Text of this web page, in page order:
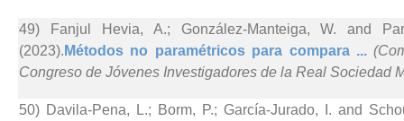
49) Fanjul Hevia, A.; González-Manteiga, W. and
(2023). Métodos no paramétricos para compara ...
Congreso de Jóvenes Investigadores de la Real Sociedad
50) Davila-Pena, L.; Borm, P.; García-Jurado, I. and